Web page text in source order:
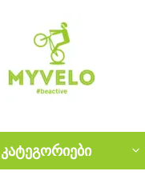
კატეგორიები